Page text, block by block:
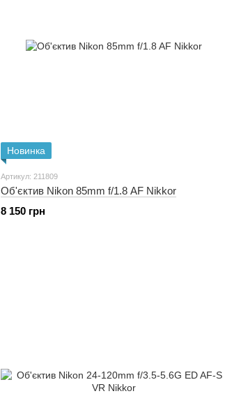
Новинка
Артикул: 211809
Об'єктив Nikon 85mm f/1.8 AF Nikkor
8 150 грн